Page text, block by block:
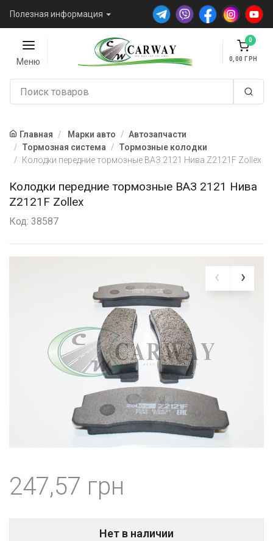
Полезная информация
Меню
0
0,00
Главная Марки авто
Автозапчасти
Тормозная система
Тормозные колодки
Колодки передние тормозные ВАЗ 2121 Нива Z2121F Zollex
Колодки передние тормозные ВАЗ 2121 Нива
Z2121F Zollex
Код: 38587
247,57
Нет в наличии